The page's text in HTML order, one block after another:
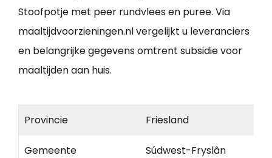
Stoofpotje met peer rundvlees en puree. Via
maaltijdvoorzieningen.nl vergelijkt u leveranciers
en belangrijke gegevens omtrent subsidie voor
maaltijden aan huis.
Provincie Friesland
Gemeente Súdwest-Fryslân